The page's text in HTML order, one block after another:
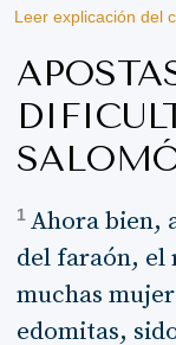
Leer explicación del
1 Ahora bien,
del faraón, el
muchas
edomitas,